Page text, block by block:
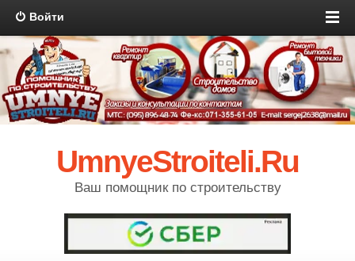
Войти
UmnyeStroiteli.Ru
Ваш помощник по строительству